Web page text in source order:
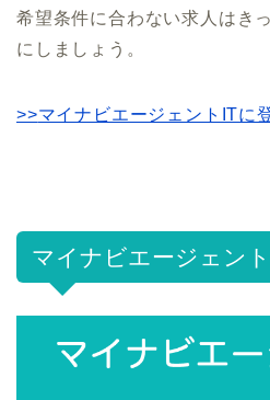
希望条件に合わない求人はき
にしましょう。
>>マイナビエージェントITに
マイナビエージェン